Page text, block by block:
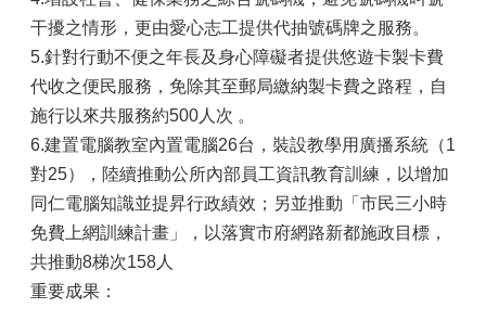
專
區
開
放
資
料
區
統
計
資
料
干擾之情形，更由愛心志工提供代抽號碼牌之服務。
5.針對行動不便之年長及身心障礙者提供悠遊卡製卡費
代收之便民服務，免除其至郵局繳納製卡費之路程，自
施行以來共服務約500人次 。
6.建置電腦教室內置電腦26台，裝設教學用廣播系統（1
對25），陸續推動公所內部員工資訊教育訓練，以增加
同仁電腦知識並提昇行政績效；另並推動「市民三小時
免費上網訓練計畫」，以落實市府網路新都施政目標，
共推動8梯次158人
重要成果：